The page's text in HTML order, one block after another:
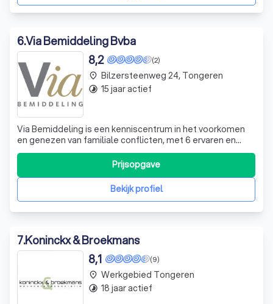
6.Via Bemiddeling Bvba
(2)
8,2
Via Bemiddeling is een kenniscentrum in het voorkomen
en genezen van familiale conflicten, met 6 ervaren en
erkende bemiddelaars: Kathleen Croes, Anouk Moors,
Sandra Swers, Jody Kluge en Mientje Antonissen. In onze
bemiddelingshuizen in Tongeren, Hasselt, Eliksem
(Tienen/Landen) en Zwalm kan u tere
Bekijk profiel
Prijsopgave
place Bilzersteenweg 24, Tongeren
timelapse 15 jaar actief
7.Koninckx & Broekmans
(9)
8,1
place Werkgebied Tongeren
timelapse 18 jaar actief